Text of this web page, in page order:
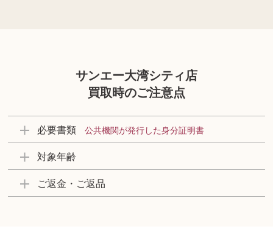
サンエー大湾シティ店
買取時のご注意点
必要書類 公共機関が発行した身分証明書
対象年齢
ご返金・ご返品